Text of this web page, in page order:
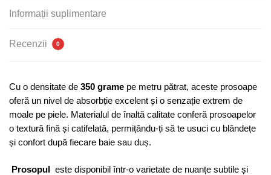
Informații suplimentare
Recenzii 0
Cu o densitate de 350 grame pe metru pătrat, aceste prosoape
oferă un nivel de absorbție excelent și o senzație extrem de
moale pe piele. Materialul de înaltă calitate conferă prosoapelor
o textură fină și catifelată, permițându-ți să te usuci cu blândețe
și confort după fiecare baie sau duș.
Prosopul este disponibil într-o varietate de nuanțe subtile și